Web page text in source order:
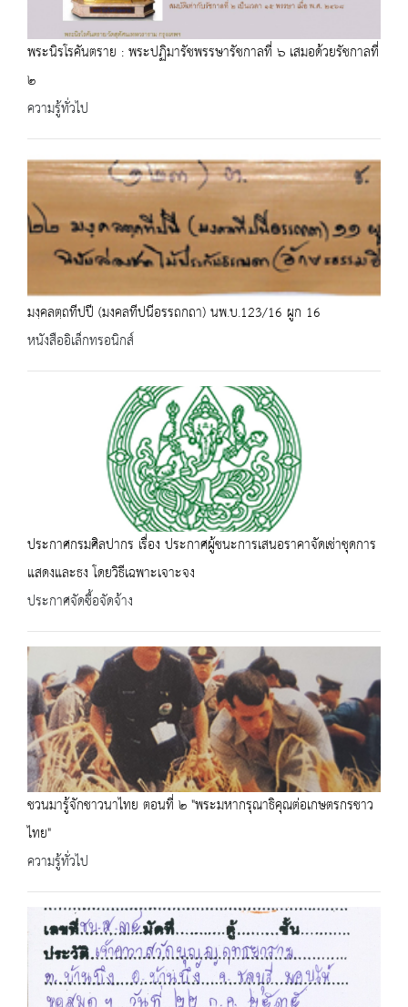
พระนิรโรคันตราย : พระปฏิมารัชพรรษารัชกาลที่ ๖ เสมอด้วยรัชกาลที่
๒
ความรู้ทั่วไป
มงฺคลตฺถทีปปี (มงคลทีปนีอรรถกถา) นพ.บ.123/16 ผูก 16
หนังสืออิเล็กทรอนิกส์
ประกาศกรมศิลปากร เรื่อง ประกาศผู้ชนะการเสนอราคาจัดเช่าชุดการ
แสดงและธง โดยวิธีเฉพาะเจาะจง
ประกาศจัดซื้อจัดจ้าง
ชวนมารู้จักชาวนาไทย ตอนที่ ๒ "พระมหากรุณาธิคุณต่อเกษตรกรชาว
ไทย"
ความรู้ทั่วไป